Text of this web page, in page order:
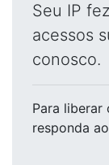
Seu IP
acessos
conosco.
Para liberar
responda